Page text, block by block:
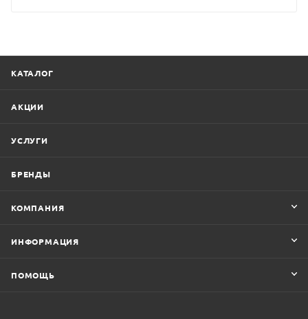
КАТАЛОГ
АКЦИИ
УСЛУГИ
БРЕНДЫ
КОМПАНИЯ
ИНФОРМАЦИЯ
ПОМОЩЬ